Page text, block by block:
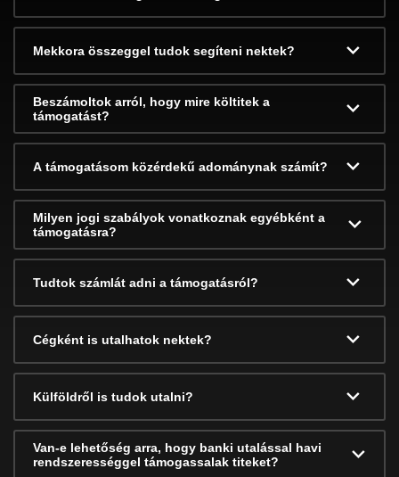
Mekkora összeggel tudok segíteni nektek?
Beszámoltok arról, hogy mire költitek a
támogatást?
A támogatásom közérdekű adománynak számít?
Milyen jogi szabályok vonatkoznak egyébként a
támogatásra?
Tudtok számlát adni a támogatásról?
Cégként is utalhatok nektek?
Külföldről is tudok utalni?
Van-e lehetőség arra, hogy banki utalással havi
rendszerességgel támogassalak titeket?